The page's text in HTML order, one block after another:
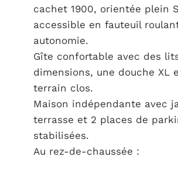
cachet 1900, orientée plein
accessible en fauteuil
autonomie.
Gîte confortable avec des
dimensions, une douche XL
terrain clos.
Maison indépendante avec
terrasse et 2 places de
stabilisées.
Au rez-de-chaussée :